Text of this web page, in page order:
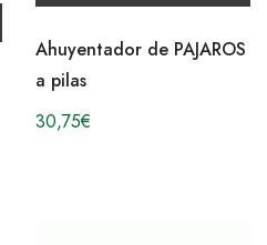
Ahuyentador de PAJAROS
a pilas
30,75€